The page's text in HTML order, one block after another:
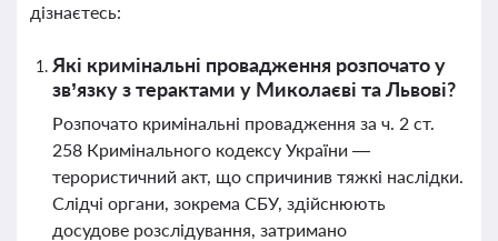
дізнаєтесь:
Які кримінальні провадження розпочато у
зв’язку з терактами у Миколаєві та Львові?
Розпочато кримінальні провадження за ч. 2 ст.
258 Кримінального кодексу України —
терористичний акт, що спричинив тяжкі наслідки.
Слідчі органи, зокрема СБУ, здійснюють
досудове розслідування, затримано